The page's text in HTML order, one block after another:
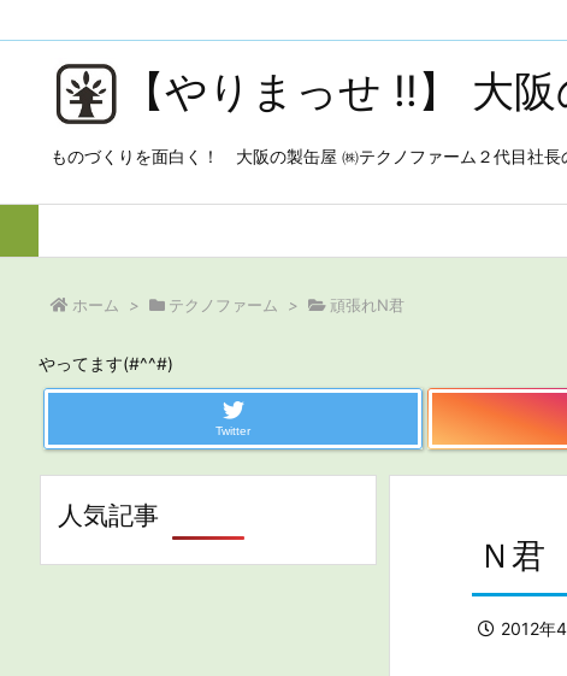
【やりまっせ !!】 大
ものづくりを面白く！ 大阪の製缶屋 ㈱テクノファーム２代目社長
ホーム > テクノファーム > 頑張れN君
やってます(#^^#)
Twitter
Ｎ君
2012年
人気記事